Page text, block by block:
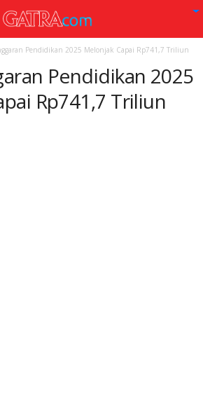
Pendidikan 2025 Melonjak Capai Rp741,7 Triliun
Pendidikan 2025
Rp741,7 Triliun